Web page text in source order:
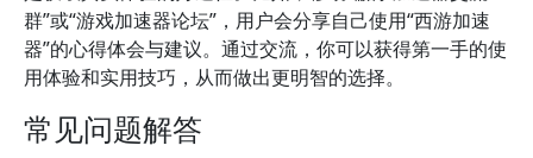
群”或“游戏加速器论坛”，用户会分享自己使用“西游加速
器”的心得体会与建议。通过交流，你可以获得第一手的使
用体验和实用技巧，从而做出更明智的选择。
常见问题解答